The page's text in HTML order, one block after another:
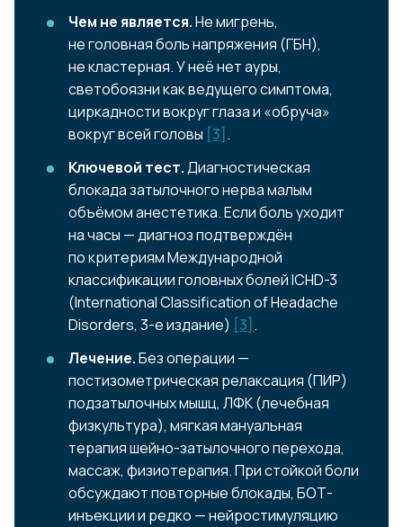
Чем не является.Не мигрень,
не головная боль напряжения (ГБН),
не кластерная. У неё нет ауры,
светобоязни как ведущего симптома,
циркадности вокруг глаза и «обруча»
вокруг всей головы [3] .
Ключевой тест.Диагностическая
блокада затылочного нерва малым
объёмом анестетика. Если боль уходит
на часы — диагноз подтверждён
по критериям Международной
классификации головных болей ICHD-3
(International Classification of Headache
Disorders, 3-е издание) [3] .
Лечение.Без операции —
постизометрическая релаксация (ПИР)
подзатылочных мышц, ЛФК (лечебная
физкультура), мягкая мануальная
терапия шейно-затылочного перехода,
массаж, физиотерапия. При стойкой боли
обсуждают повторные блокады, БОТ-
инъекции и редко — нейростимуляцию